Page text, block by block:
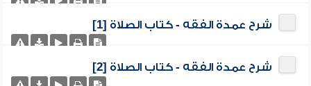
شرح عمدة الفقه - كتاب الصلاة [1]
شرح عمدة الفقه - كتاب الصلاة [2]